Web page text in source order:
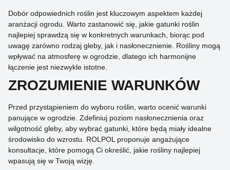
Dobór odpowiednich roślin jest kluczowym aspektem każdej
aranżacji ogrodu. Warto zastanowić się, jakie gatunki roślin
najlepiej sprawdzą się w konkretnych warunkach, biorąc pod
uwagę zarówno rodzaj gleby, jak i nasłonecznienie. Rośliny mogą
wpływać na atmosferę w ogrodzie, dlatego ich harmonijne
łączenie jest niezwykle istotne.
ZROZUMIENIE WARUNKÓW
Przed przystąpieniem do wyboru roślin, warto ocenić warunki
panujące w ogrodzie. Zdefiniuj poziom nasłonecznienia oraz
wilgotność gleby, aby wybrać gatunki, które będą miały idealne
środowisko do wzrostu. ROLPOL proponuje angażujące
konsultacje, które pomogą Ci określić, jakie rośliny najlepiej
wpasują się w Twoją wizję.